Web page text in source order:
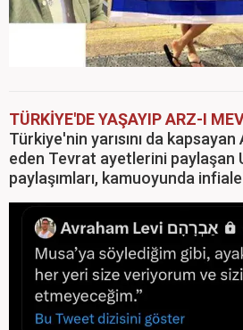
TÜRKİYE'DE YAŞAYIP ARZ-I
Türkiye'nin yarısını da
eden Tevrat ayetlerini paylaşan
paylaşımları, kamuoyunda